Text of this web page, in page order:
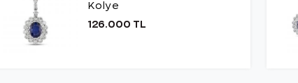
Kolye
126.000 TL